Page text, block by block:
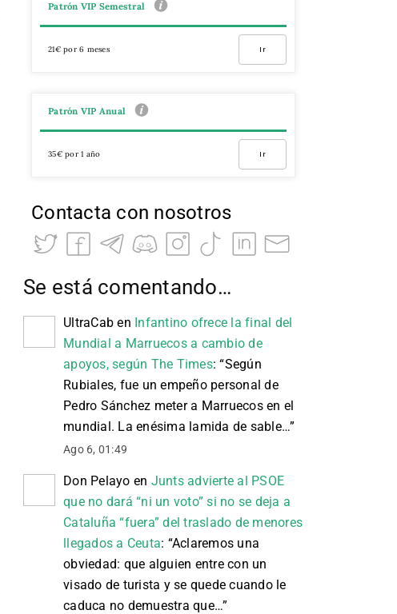
Patrón VIP Semestral
21€ por 6 meses Ir
Patrón VIP Anual
35€ por 1 año Ir
Contacta con nosotros
Se está comentando…
UltraCab en Infantino ofrece la final del
Mundial a Marruecos a cambio de
apoyos, según The Times: “Según
Rubiales, fue un empeño personal de
Pedro Sánchez meter a Marruecos en el
mundial. La enésima lamida de sable…”
Ago 6, 01:49
Don Pelayo en Junts advierte al PSOE
que no dará “ni un voto” si no se deja a
Cataluña “fuera” del traslado de menores
llegados a Ceuta: “Aclaremos una
obviedad: que alguien entre con un
visado de turista y se quede cuando le
caduca no demuestra que…”